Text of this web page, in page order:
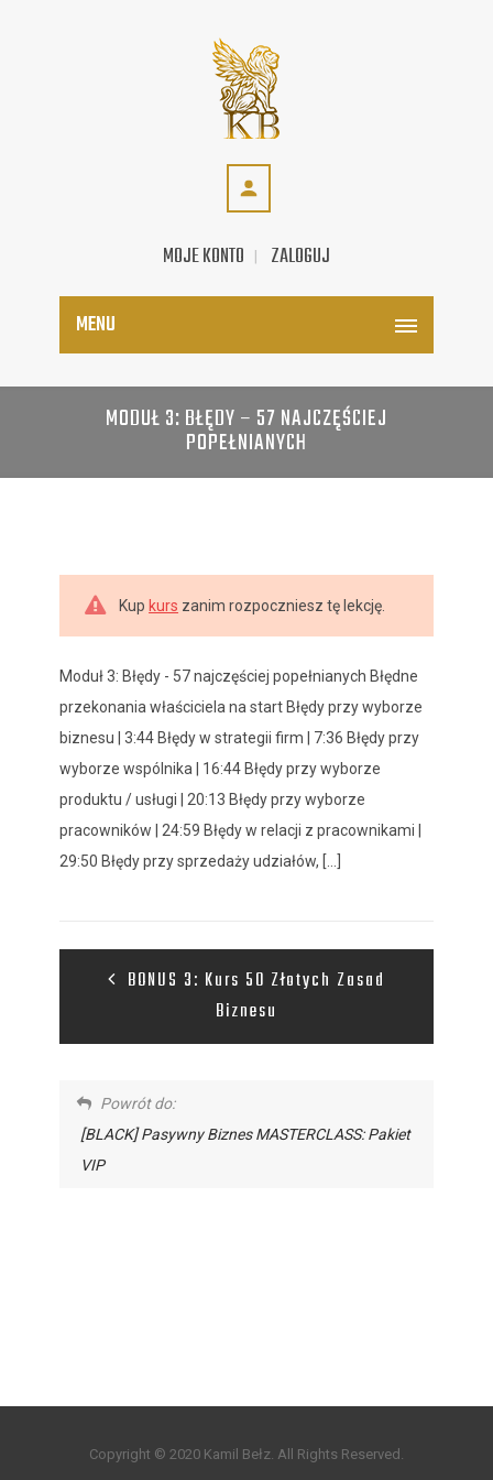
MOJE KONTO ZALOGUJ
MENU
MODUŁ 3: BŁĘDY – 57 NAJCZĘŚCIEJ
POPEŁNIANYCH
Kup kurs zanim rozpoczniesz tę lekcję.
Moduł 3: Błędy - 57 najczęściej popełnianych Błędne
przekonania właściciela na start Błędy przy wyborze
biznesu | 3:44 Błędy w strategii firm | 7:36 Błędy przy
wyborze wspólnika | 16:44 Błędy przy wyborze
produktu / usługi | 20:13 Błędy przy wyborze
pracowników | 24:59 Błędy w relacji z pracownikami |
29:50 Błędy przy sprzedaży udziałów, [...]
BONUS 3: Kurs 50 Złotych Zasad
Biznesu
Powrót do:
[BLACK] Pasywny Biznes MASTERCLASS: Pakiet
VIP
Copyright © 2020 Kamil Bełz. All Rights Reserved.